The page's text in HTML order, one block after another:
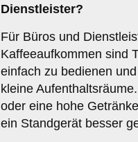
Dienstleister?
Für Büros und
Kaffeeaufkommen sind
einfach zu bedienen
kleine
oder eine hohe
ein Standgerät besser